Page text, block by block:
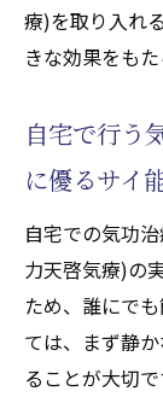
持病を寛
倒的に優
持病
倒的
寛解
にも
法
気功
療)を取り入れ
きな効果をもた
自宅で行う
に優るサイ
自宅での気功
力天啓気療)の
ため、誰にで
ては、まず静
ることが大切